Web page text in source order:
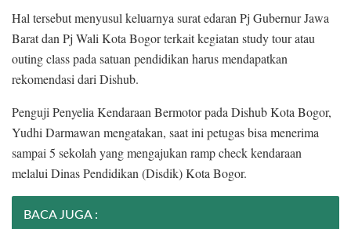
Hal tersebut menyusul keluarnya surat edaran Pj Gubernur Jawa
Barat dan Pj Wali Kota Bogor terkait kegiatan study tour atau
outing class pada satuan pendidikan harus mendapatkan
rekomendasi dari Dishub.
Penguji Penyelia Kendaraan Bermotor pada Dishub Kota Bogor,
Yudhi Darmawan mengatakan, saat ini petugas bisa menerima
sampai 5 sekolah yang mengajukan ramp check kendaraan
melalui Dinas Pendidikan (Disdik) Kota Bogor.
BACA JUGA :